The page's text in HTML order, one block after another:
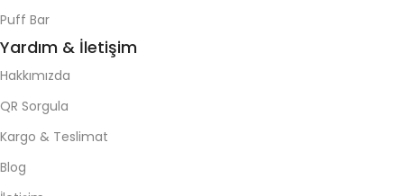
Puff Bar
Yardım & İletişim
Hakkımızda
QR Sorgula
Kargo & Teslimat
Blog